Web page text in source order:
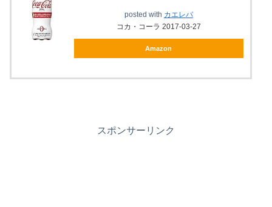
posted with カエレバ
コカ・コーラ 2017-03-27
Amazon
スポンサーリンク